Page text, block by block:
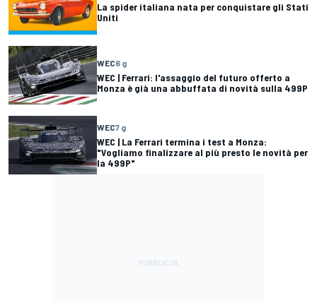
La spider italiana nata per conquistare gli Stati
Uniti
WEC6 g
WEC | Ferrari: l'assaggio del futuro offerto a
Monza è già una abbuffata di novità sulla 499P
WEC7 g
WEC | La Ferrari termina i test a Monza:
"Vogliamo finalizzare al più presto le novità per
la 499P"